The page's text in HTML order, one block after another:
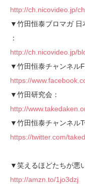
http://ch.nicovideo.jp/
▼竹田恒泰ブロマガ 日
：
http://ch.nicovideo.jp/
▼竹田恒泰チャンネル
https://
▼竹田研究会：
http://
▼竹田恒泰チャンネル
https://twitter.com/
▼笑えるほどたちが悪
http://amzn.to/1jo3dzj